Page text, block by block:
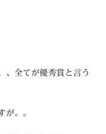
、全てが優秀賞と言う
が。。